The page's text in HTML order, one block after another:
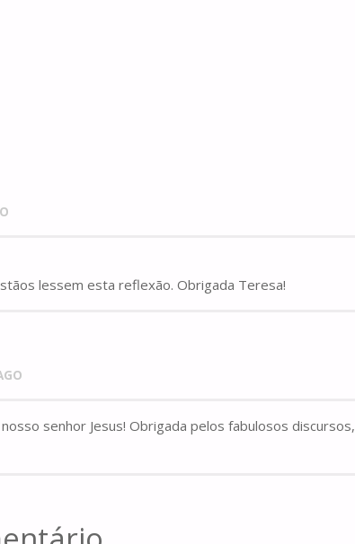
lessem esta reflexão. Obrigada Teresa!
senhor Jesus! Obrigada pelos fabulosos